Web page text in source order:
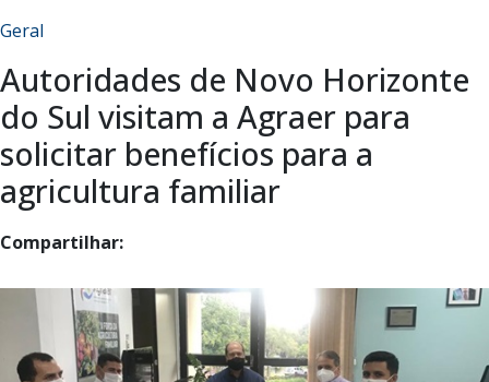
Geral
Autoridades de Novo Horizonte
do Sul visitam a Agraer para
solicitar benefícios para a
agricultura familiar
Compartilhar: